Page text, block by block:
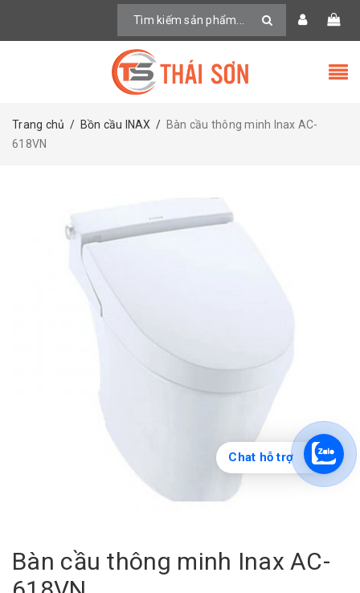
Trang chủ / Bồn cầu INAX / Bàn cầu thông minh Inax AC-
618VN
Bàn cầu thông minh Inax AC-
Chat hỗ trợ